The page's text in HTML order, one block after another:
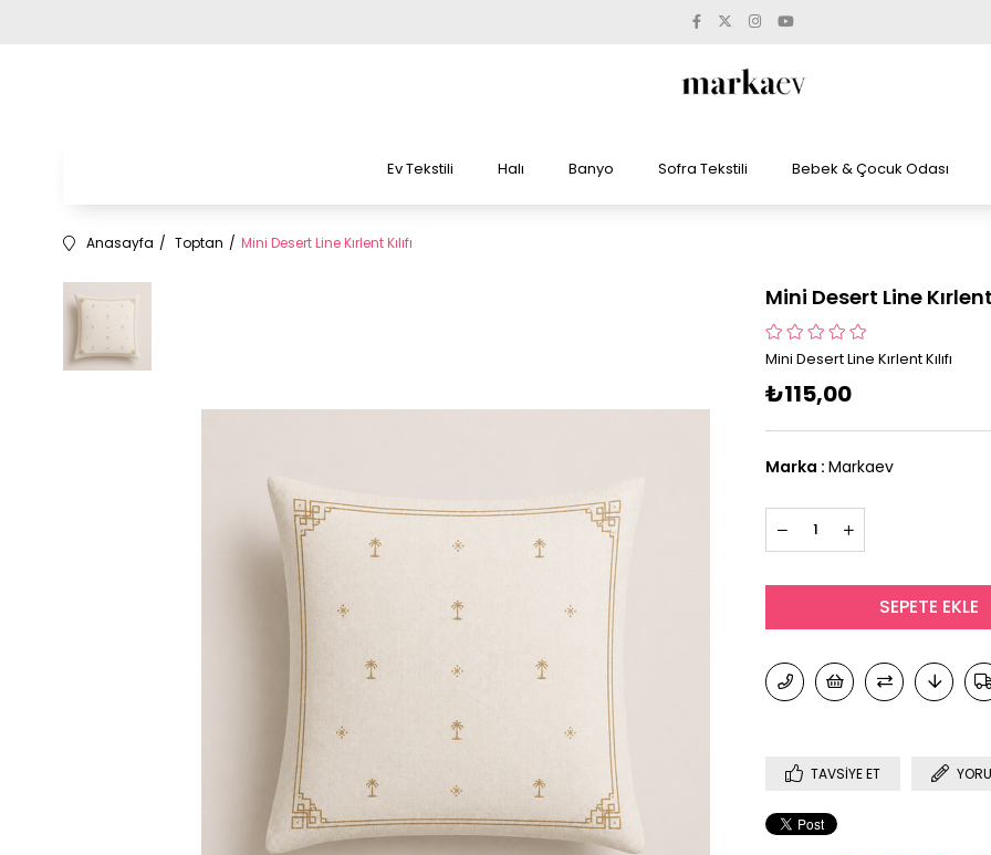
Ev Tekstili Halı Banyo Sofra Tekstili Bebek & Çocuk Odası
Anasayfa Toptan Mini Desert Line Kırlent Kılıfı
Mini Desert Line Kırlent
Mini Desert Line Kırlent Kılıfı
₺115,00
Marka : Markaev
TAVSIYE ET